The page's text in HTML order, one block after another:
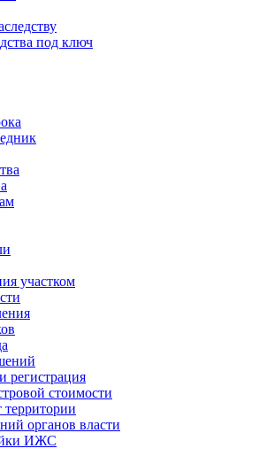
под ключ
участком
регистрация
стоимости
территории
органов власти
ИЖС